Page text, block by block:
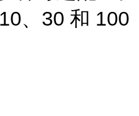
、30 和 100